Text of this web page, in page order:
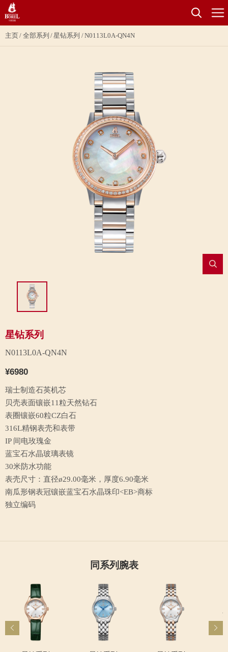
主页 全部系列 星钻系列 N0113L0A-QN4N
星钻系列
N0113L0A-QN4N
¥6980
瑞士制造石英机芯
贝壳表面镶嵌11粒天然钻石
表圈镶嵌60粒CZ白石
316L精钢表壳和表带
IP 间电玫瑰金
蓝宝石水晶玻璃表镜
30米防水功能
表壳尺寸：直径ø29.00毫米，厚度6.90毫米
南瓜形钢表冠镶嵌蓝宝石水晶珠印<EB>商标
独立编码
同系列腕表